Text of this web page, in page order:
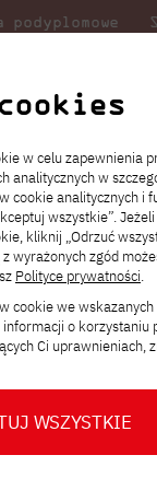
podyplomowe
Transfer
Redukcja
Dni
Studia
Studia
Studia
Studia
Studia
learning *
Uczelnie
Kontakt
O nas
JICA
Orange
O Biurze
Katalog online
wszystkich
w celu zapewnienia
analitycznych w
cookie analitycznych i
wszystkie”.
kliknij „Odrzuć
wyrażonych zgód
Polityce prywatności.
cookie we
o
Ci uprawnieniach,
WSZYSTKIE